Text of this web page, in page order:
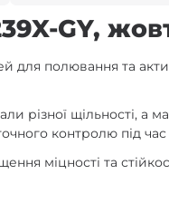
GY,
полювання та
різної щільності, а
контролю під
міцності та